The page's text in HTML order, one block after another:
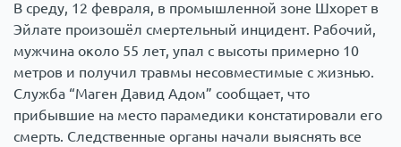
В среду, 12 февраля, в промышленной зоне Шхорет в
Эйлате произошёл смертельный инцидент. Рабочий,
мужчина около 55 лет, упал с высоты примерно 10
метров и получил травмы несовместимые с жизнью.
Служба “Маген Давид Адом” сообщает, что
прибывшие на место парамедики констатировали его
смерть. Следственные органы начали выяснять все